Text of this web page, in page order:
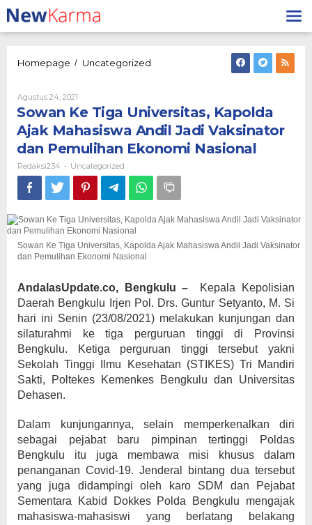
Lewati
ke
konten
Homepage / Uncategorized
Kapolda
Ajak
Mahasiswa
Andil
Vaksinator
dan
Pemulihan
Nasional
Agustus 24, 2021
Redaksi234
Sowan Ke Tiga Universitas, Kapolda
Ajak Mahasiswa Andil Jadi Vaksinator
dan Pemulihan Ekonomi Nasional
Redaksi234 - Uncategorized
Sowan Ke Tiga Universitas, Kapolda Ajak Mahasiswa Andil Jadi Vaksinator
dan Pemulihan Ekonomi Nasional
AndalasUpdate.co, Bengkulu– Kepala Kepolisian
Daerah Bengkulu Irjen Pol. Drs. Guntur Setyanto, M. Si
hari ini Senin (23/08/2021) melakukan kunjungan dan
silaturahmi ke tiga perguruan tinggi di Provinsi
Bengkulu. Ketiga perguruan tinggi tersebut yakni
Sekolah Tinggi Ilmu Kesehatan (STIKES) Tri Mandiri
Sakti, Poltekes Kemenkes Bengkulu dan Universitas
Dehasen.
Dalam kunjungannya, selain memperkenalkan diri
sebagai pejabat baru pimpinan tertinggi Poldas
Bengkulu itu juga membawa misi khusus dalam
penanganan Covid-19. Jenderal bintang dua tersebut
yang juga didampingi oleh karo SDM dan Pejabat
Sementara Kabid Dokkes Polda Bengkulu mengajak
mahasiswa-mahasiswi yang berlatang belakang